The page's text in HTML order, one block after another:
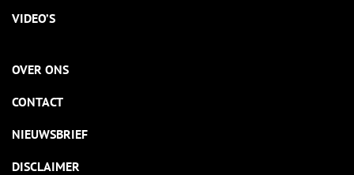
VIDEO’S
OVER ONS
CONTACT
NIEUWSBRIEF
DISCLAIMER